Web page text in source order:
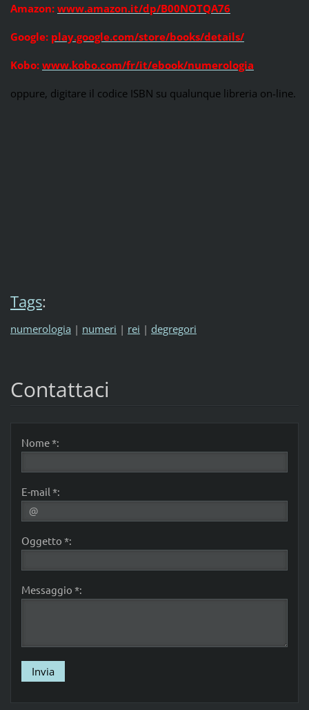
Amazon: www.amazon.it/dp/B00NOTQA76
Google: play.google.com/store/books/details/
Kobo: www.kobo.com/fr/it/ebook/numerologia
oppure, digitare il codice ISBN su qualunque libreria on-line.
Tags:
numerologia | numeri | rei | degregori
Contattaci
Nome *:
E-mail *:
Oggetto *:
Messaggio *: